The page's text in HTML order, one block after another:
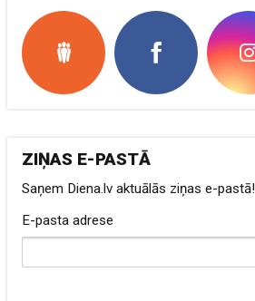
ZIŅAS E-PASTĀ
Saņem Diena.lv aktuālās ziņas e-pastā!
E-pasta adrese